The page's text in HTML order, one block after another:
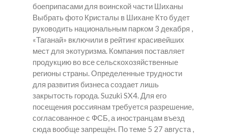
боеприпасами для воинской части Шиханы
Выбрать фото Кристалы в Шихане Кто будет
руководить национальным парком 3 декабря ,
«Таганай» включили в рейтинг красивейших
мест для экотуризма. Компания поставляет
продукцию во все сельскохозяйственные
регионы страны. Определенные трудности
для развития бизнеса создает лишь
закрытость города. Suzuki SX4. Для его
посещения россиянам требуется разрешение,
согласованное с ФСБ, а иностранцам въезд
сюда вообще запрещён. По теме 5 27 августа ,